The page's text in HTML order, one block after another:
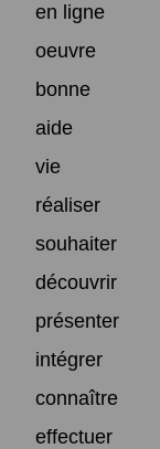
en ligne
oeuvre
bonne
aide
vie
réaliser
souhaiter
découvrir
présenter
intégrer
connaître
effectuer